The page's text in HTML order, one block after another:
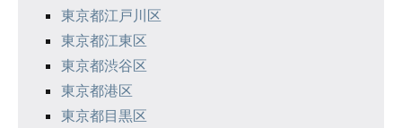
東京都江戸川区
東京都江東区
東京都渋谷区
東京都港区
東京都目黒区